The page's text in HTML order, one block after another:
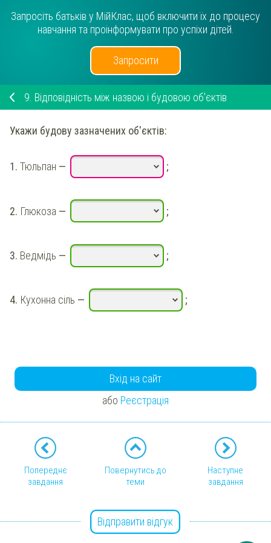
Запросіть батьків у МійКлас, щоб включити їх до процесу
навчання та проінформувати про успіхи дітей.
Запросити
9. Відповідність між назвою і будовою об'єктів
Укажи будову зазначених об'єктів:
1. Тюльпан — ;
2. Глюкоза — ;
3. Ведмідь — ;
4. Кухонна сіль — ;
Вхід на сайт
або Реєстрація
Попереднє
завдання
Повернутись до
теми
Наступне
завдання
Відправити відгук